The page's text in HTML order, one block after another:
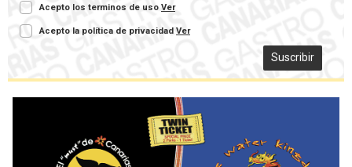
Acepto los terminos de uso Ver
Acepto la política de privacidad Ver
Suscribir